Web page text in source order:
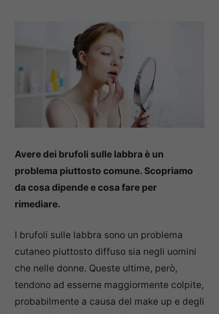
Avere dei brufoli sulle labbra è un
problema piuttosto comune. Scopriamo
da cosa dipende e cosa fare per
rimediare.
I brufoli sulle labbra sono un problema
cutaneo piuttosto diffuso sia negli uomini
che nelle donne. Queste ultime, però,
tendono ad esserne maggiormente colpite,
probabilmente a causa del make up e degli